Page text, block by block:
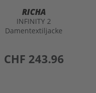
RICHA
INFINITY 2
Damentextiljacke
preis
CHF 243.96